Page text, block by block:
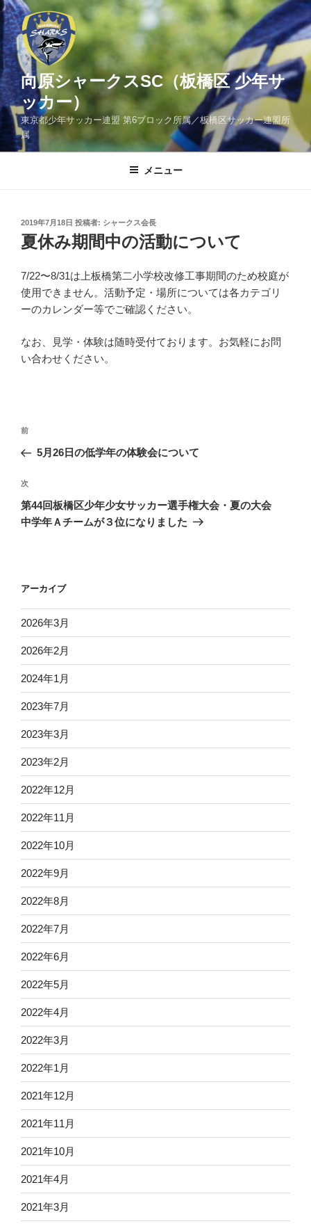
コ
ン
テ
ン
ツ
へ
ス
キ
向原シャークスSC（板橋区 少年サ
ッカー）
東京都少年サッカー連盟 第6ブロック所属／板橋区サッカー連盟所
属
メニュー
投
稿
日:
2019年7月18日 投稿者: シャークス会長
夏休み期間中の活動について
7/22〜8/31は上板橋第二小学校改修工事期間のため校庭が
使用できません。活動予定・場所については各カテゴリ
ーのカレンダー等でご確認ください。
なお、見学・体験は随時受付ております。お気軽にお問
い合わせください。
投
ナ
ビ
ゲ
ー
前
の
稿
前
5月26日の低学年の体験会について
次
の
投
次
第44回板橋区少年少女サッカー選手権大会・夏の大会
中学年Ａチームが３位になりました
アーカイブ
2026年3月
2026年2月
2024年1月
2023年7月
2023年3月
2023年2月
2022年12月
2022年11月
2022年10月
2022年9月
2022年8月
2022年7月
2022年6月
2022年5月
2022年4月
2022年3月
2022年1月
2021年12月
2021年11月
2021年10月
2021年4月
2021年3月